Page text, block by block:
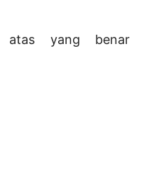
atas yang benar